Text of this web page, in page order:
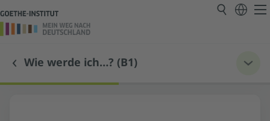
Wie werde ich…? (B1)